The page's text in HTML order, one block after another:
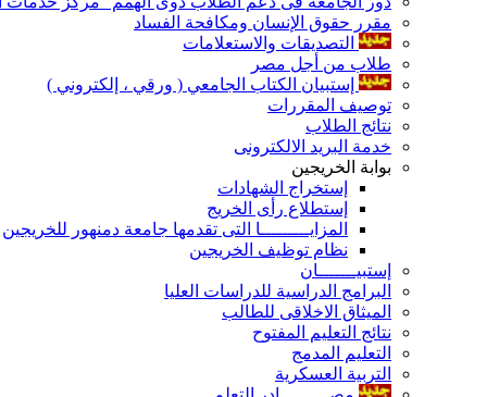
مقرر حقوق الإنسان ومكافحة الفساد
التصديقات والاستعلامات
طلاب من أجل مصر
إستبيان الكتاب الجامعي ( ورقي ، إلكتروني )
توصيف المقررات
نتائج الطلاب
خدمة البريد الالكترونى
بوابة الخريجين
إستخراج الشهادات
إستطلاع رأى الخريج
المزايـــــــــا التى تقدمها جامعة دمنهور للخريجين
نظام توظيف الخريجين
إستبيـــــــان
البرامج الدراسية للدراسات العليا
الميثاق الاخلاقى للطالب
نتائج التعليم المفتوح
التعليم المدمج
التربية العسكرية